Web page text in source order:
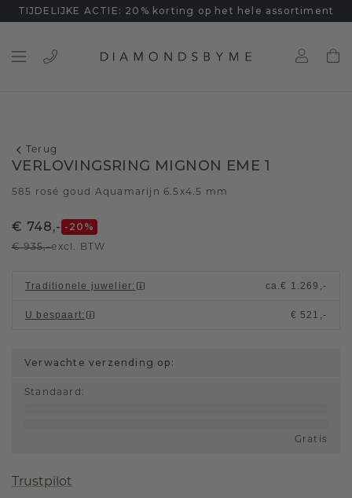
TIJDELIJKE ACTIE: 20% korting op het hele assortiment
Terug
VERLOVINGSRING MIGNON EME 1
585 rosé goud Aquamarijn 6.5x4.5 mm
€ 748,- -20 %
€ 935,-excl. BTW
Traditionele juwelier: ca.€ 1.269,-
U bespaart: € 521,-
Verwachte verzending op:
Standaard :
Gratis
Trustpilot